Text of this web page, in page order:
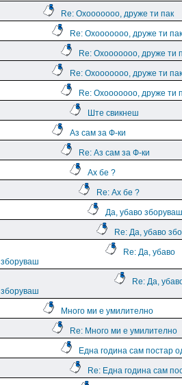
Re: Охооооооо, друже ти пак
Re: Охооооооо, друже ти пак
Re: Охооооооо, друже ти
Re: Охооооооо, друже ти пак
Re: Охооооооо, друже ти
Ште свикнеш
Аз сам за Ф-ки
Re: Аз сам за Ф-ки
Ах бе ?
Re: Ах бе ?
Да, убаво зборуваш
Re: Да, убаво
Re: Да, убаво
зборуваш
Re: Да,
зборуваш
Много ми е умилително
Re: Много ми е умилително
Една година сам постар
Re: Една година сам